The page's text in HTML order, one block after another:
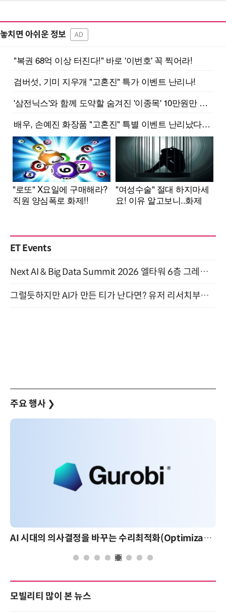
놓치면 아쉬운 정보 AD
ET Events
Next AI & Big Data Summit 2026 엘타워 6층 그레이스홀 개최 (9/18)
그럴듯하지만 AI가 만든 티가 난다면? 유저 리서치부터 배포까지! (9/15)
주요 행사 ❯
AI 시대의 의사결정을 바꾸는 수리최적화(Optimization): 실제 산업 적용 사례와 활용 전략
모빌리티 많이 본 뉴스